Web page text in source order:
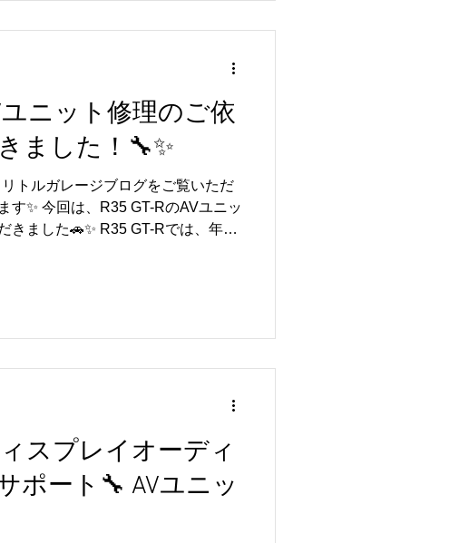
り、画面表示や各種機能に影響が
確認まで責任を持って対応してお
しては、信頼できる協力会社と連
安心してお乗りいただけるよう丁
ます🔧 これまでにも多くのR35
ニット修理など、さまざまな施工
画面の調子が悪い…」「ディスプ
したい！」「純正機能を活かした
ユニット修理のご依
ました！🔧✨
トルガレージブログをご覧いただ
す✨ 今回は、R35 GT-RのAVユニッ
きました🚗✨ R35 GT-Rでは、年式
取付を行い、各機能の動作確認ま
】 この度はご依頼いただき、誠に
理をはじめ、メンテナンス・修理・
応しております🔧✨ AVユニットに
になる症状がございましたら、お
😊🚗💛 皆さまのご来店を心よりお
ィスプレイオーディ
ポート🔧 AVユニッ